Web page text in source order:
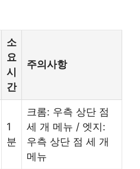
소
요
시
간
주의사항
1
분
크롬: 우측 상단 점
세 개 메뉴 / 엣지:
우측 상단 점 세 개
메뉴